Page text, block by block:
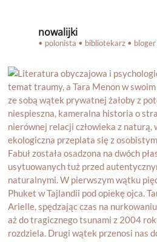
nowalijki
• polonista • bibliotekarz • bloger